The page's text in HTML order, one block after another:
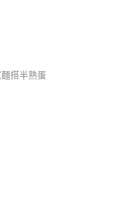
搭半熟蛋